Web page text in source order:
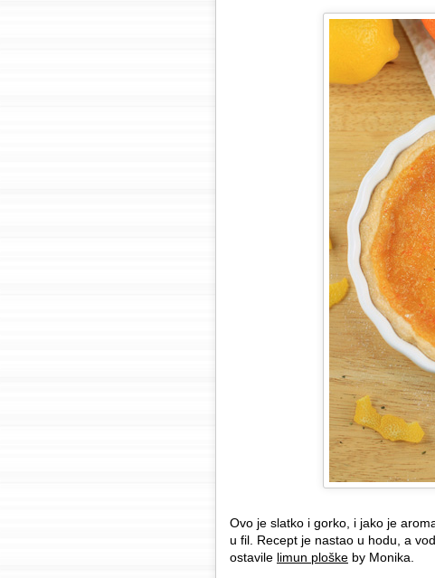
Ovo je slatko i gorko, i jako je
u fil. Recept je nastao u hodu, a
ostavile limun ploške by Monika.